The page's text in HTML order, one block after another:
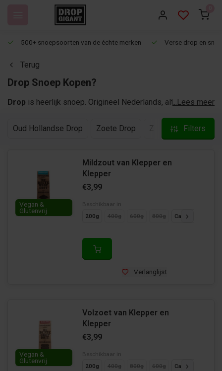
500+ snoepsoorten van de échte merken Verse drop en
Terug
Drop Snoep Kopen?
Drop is heerlijk snoep. Origineel Nederlands, altijd lekker.
je vast de losse schepdrop die voor je in een zakje werd
geschept. Zo doet Dropgigant het ook! Hier bestellen we
...Lees meer
Oud Hollandse Drop Zoete Drop Zoute DropFilters
Vegan &
Glutenvrij
Mildzout van Klepper en
Klepper
€3,99
Beschikbaar in
200g
400g 600g 800g Cadeaupakket
Verlanglijst
Vegan &
Glutenvrij
Volzoet van Klepper en
Klepper
€3,99
Beschikbaar in
200g
400g 800g 600g Cadeaupakket